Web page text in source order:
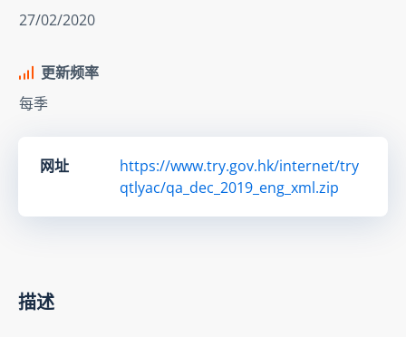
27/02/2020
更新频率
每季
网址
https://www.try.gov.hk/internet/try
qtlyac/qa_dec_2019_eng_xml.zip
描述